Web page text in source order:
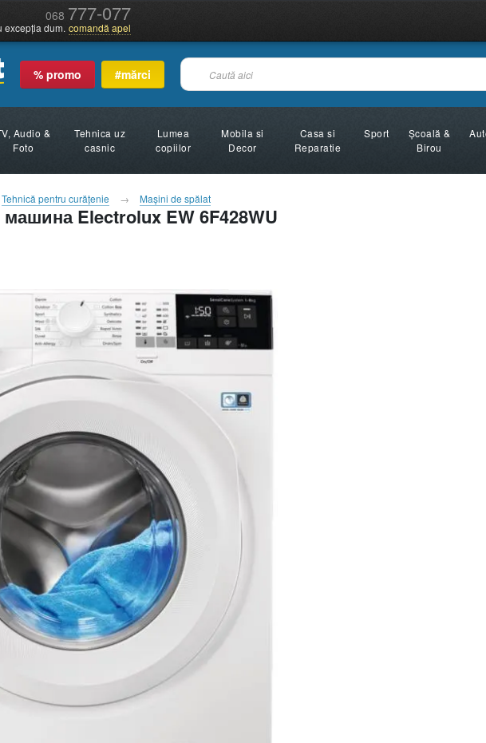
068 777-077
excepția dum. comandă apel
% promo #mărci
Audio &
Foto
Tehnica uz
casnic
Lumea
copiilor
Mobila si
Decor
Casa si
Reparatie
Sport
Şcoală &
Birou
Tehnică pentru curăţenie Maşini de spălat
Electrolux EW 6F428WU